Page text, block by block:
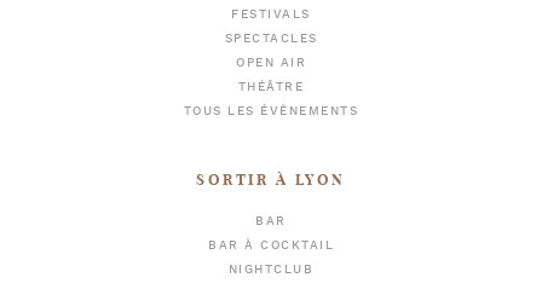
FESTIVALS
SPECTACLES
OPEN AIR
THÉÂTRE
TOUS LES ÉVÈNEMENTS
SORTIR À LYON
BAR
BAR À COCKTAIL
NIGHTCLUB